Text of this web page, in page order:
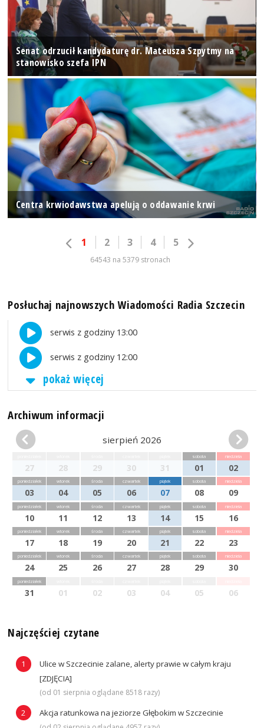
Senat odrzucił kandydaturę dr. Mateusza Szpytmy na
stanowisko szefa IPN
Centra krwiodawstwa apelują o oddawanie krwi
1 2 3 4 5
64543 na 5379 stronach
Posłuchaj najnowszych Wiadomości Radia Szczecin
serwis z godziny 13:00
serwis z godziny 12:00
pokaż więcej
Archiwum informacji
sierpień 2026
27 28 29 30 31
sobota
01
niedziela
02
poniedziałek
03
wtorek
04
środa
05
czwartek
06
piątek
07
sobota
08
niedziela
09
poniedziałek
10
wtorek
11
środa
12
czwartek
13
piątek
14
sobota
15
niedziela
16
poniedziałek
17
wtorek
18
środa
19
czwartek
20
piątek
21
sobota
22
niedziela
23
poniedziałek
24
wtorek
25
środa
26
czwartek
27
piątek
28
sobota
29
niedziela
30
poniedziałek
31 01 02 03 04 05 06
Najczęściej czytane
Ulice w Szczecinie zalane, alerty prawie w całym kraju
[ZDJĘCIA]
(od 01 sierpnia oglądane 8518 razy)
Akcja ratunkowa na jeziorze Głębokim w Szczecinie